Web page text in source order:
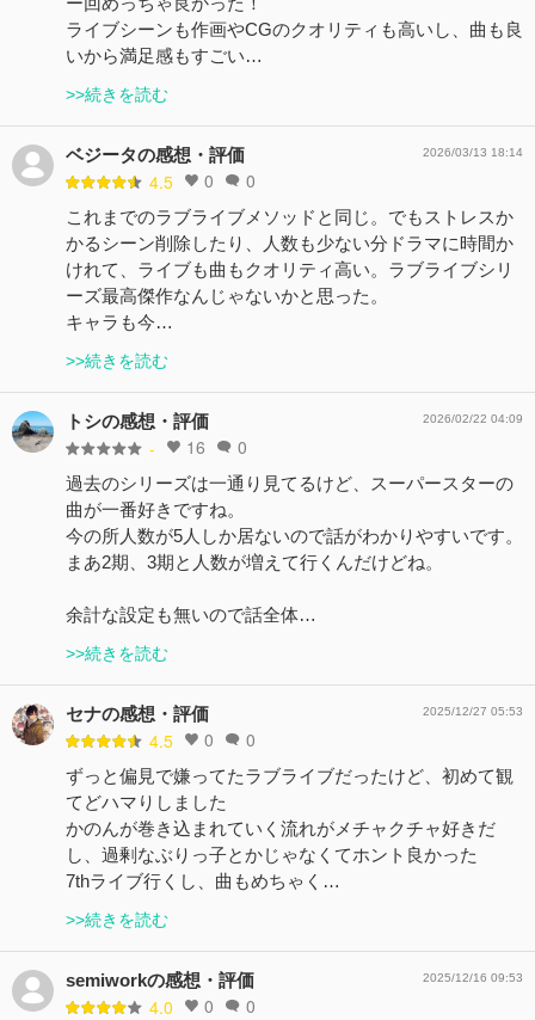
ライブシーンも作画やCGのクオリティも高いし、曲も良
いから満足感もすごい…
>>続きを読む
ベジータの感想・評価
4.5 0 0
2026/03/13 18:14
これまでのラブライブメソッドと同じ。でもストレスか
かるシーン削除したり、人数も少ない分ドラマに時間か
けれて、ライブも曲もクオリティ高い。ラブライブシリ
ーズ最高傑作なんじゃないかと思った。
キャラも今…
>>続きを読む
トシの感想・評価
- 16 0
2026/02/22 04:09
過去のシリーズは一通り見てるけど、スーパースターの
曲が一番好きですね。
今の所人数が5人しか居ないので話がわかりやすいです。
まあ2期、3期と人数が増えて行くんだけどね。
余計な設定も無いので話全体…
>>続きを読む
セナの感想・評価
4.5 0 0
2025/12/27 05:53
ずっと偏見で嫌ってたラブライブだったけど、初めて観
てどハマりしました
かのんが巻き込まれていく流れがメチャクチャ好きだ
し、過剰なぶりっ子とかじゃなくてホント良かった
7thライブ行くし、曲もめちゃく…
>>続きを読む
semiworkの感想・評価
4.0 0 0
2025/12/16 09:53